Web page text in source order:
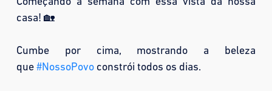
casa! 🏡
Cumbe por cima, mostrando a beleza
que #NossoPovo constrói todos os dias.